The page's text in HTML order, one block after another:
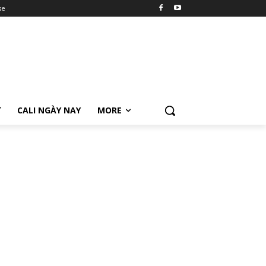
CALI NGÀY NAY MORE